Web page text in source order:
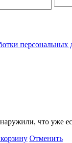
персональных
что уже
Отменить